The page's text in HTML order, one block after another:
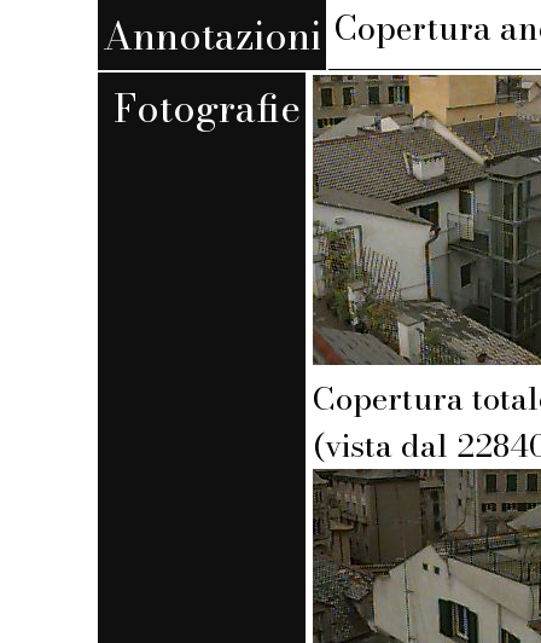
Annotazioni Copertura
Fotografie
Copertura
(vista dal